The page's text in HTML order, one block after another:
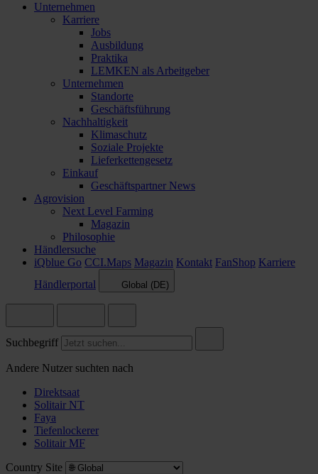
Unternehmen
Karriere
Jobs
Ausbildung
Praktika
LEMKEN als Arbeitgeber
Unternehmen
Standorte
Geschäftsführung
Nachhaltigkeit
Klimaschutz
Soziale Projekte
Lieferkettengesetz
Einkauf
Geschäftspartner News
Agrovision
Next Level Farming
Magazin
Philosophie
Händlersuche
iQblue Go CCI.Maps Magazin Kontakt FanShop Karriere
Händlerportal
Global (DE)
Suchbegriff
Andere Nutzer suchten nach
Direktsaat
Solitair NT
Faya
Tiefenlockerer
Solitair MF
Country Site